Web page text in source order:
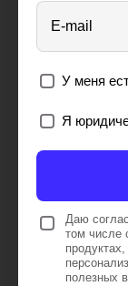
E-mail
У меня
Я
Даю
том числе
полезных